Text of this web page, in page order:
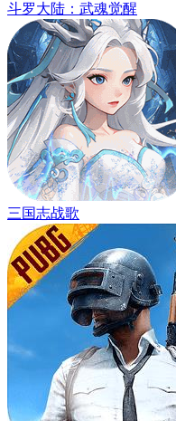
斗罗大陆：武魂觉醒
三国志战歌